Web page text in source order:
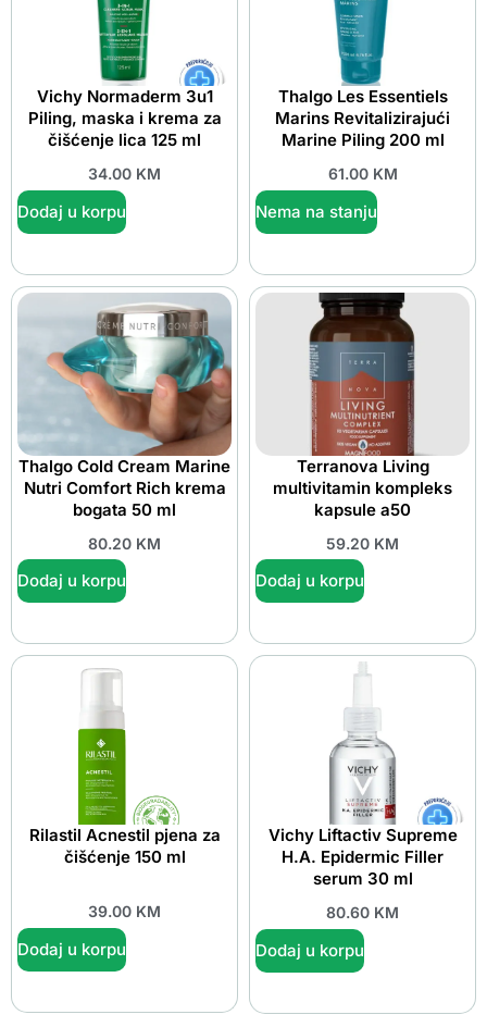
Vichy Normaderm 3u1
Piling, maska i krema za
čišćenje lica 125 ml
34.00 KM
Dodaj u korpu
Thalgo Les Essentiels
Marins Revitalizirajući
Marine Piling 200 ml
61.00 KM
Nema na stanju
Thalgo Cold Cream Marine
Nutri Comfort Rich krema
bogata 50 ml
80.20 KM
Dodaj u korpu
Terranova Living
multivitamin kompleks
kapsule a50
59.20 KM
Dodaj u korpu
Rilastil Acnestil pjena za
čišćenje 150 ml
39.00 KM
Dodaj u korpu
Vichy Liftactiv Supreme
H.A. Epidermic Filler
serum 30 ml
80.60 KM
Dodaj u korpu